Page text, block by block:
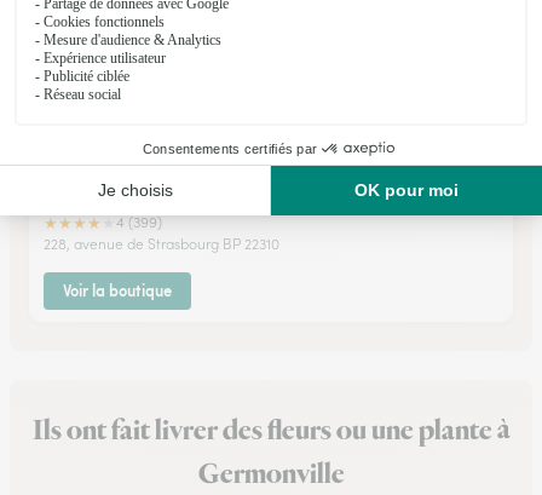
★★★★ ★ 4 (399)
228, avenue de Strasbourg BP 22310
Voir la boutique
Ils ont fait livrer des fleurs ou une plante à
Germonville